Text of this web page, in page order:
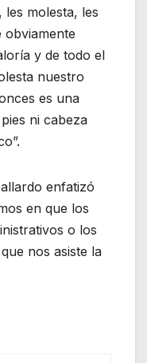
molesta, les
obviamente
y de todo el
nuestro
es una
ni cabeza
enfatizó
en que los
o los
nos asiste la